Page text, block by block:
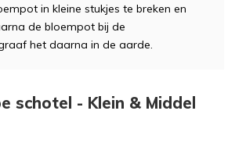
in kleine stukjes te breken en
de bloempot bij de
het daarna in de aarde.
schotel - Klein & Middel